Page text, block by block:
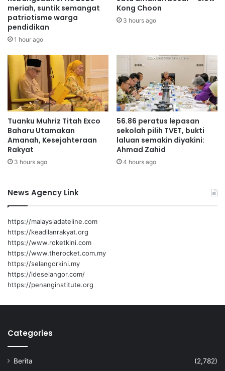
i
l
a
n
a
r
k
a
n
r
a
n
K
b
a
n
g
s
a
a
n
J
u
n
r
K
e
t
u
j
u
h
meriah, suntik semangat
patriotisme warga
pendidikan
1 hour ago
Kong Choon
3 hours ago
Tuanku Muhriz Titah Exco
Baharu Utamakan
Amanah, Kesejahteraan
Rakyat
3 hours ago
56.86 peratus lepasan
sekolah pilih TVET, bukti
laluan semakin diyakini:
Ahmad Zahid
4 hours ago
News Agency Link
https://malaysiadateline.com
https://keadilanrakyat.org
https://www.roketkini.com
https://www.therocket.com.my
https://selangorkini.my
https://ideselangor.com/
https://penanginstitute.org
Categories
Berita
(2,782)